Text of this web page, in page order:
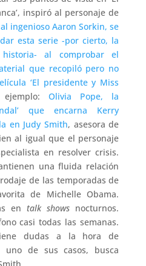
inspiró al personaje de
al ingenioso Aaron Sorkin, se
esta serie -por cierto, la
al comprobar el
que recopiló pero no
‘El presidente y Miss
Olivia Pope, la
que encarna Kerry
en Judy Smith, asesora de
al igual que el personaje
en resolver crisis.
una fluida relación
de las temporadas de
de Michelle Obama.
entalk shows nocturnos.
casi todas las semanas.
dudas a la hora de
de sus casos, busca